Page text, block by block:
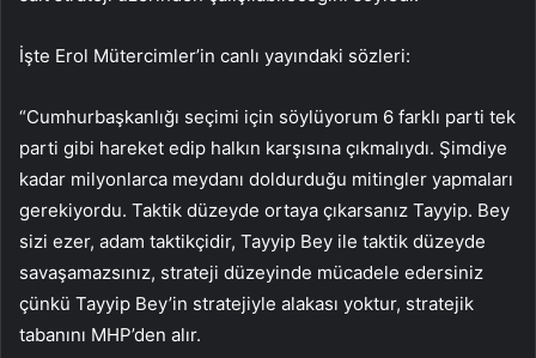
İşte Erol Mütercimler’in canlı yayındaki sözleri:
“Cumhurbaşkanlığı seçimi için söylüyorum 6 farklı parti tek
parti gibi hareket edip halkın karşısına çıkmalıydı. Şimdiye
kadar milyonlarca meydanı doldurduğu mitingler yapmaları
gerekiyordu. Taktik düzeyde ortaya çıkarsanız Tayyip. Bey
sizi ezer, adam taktikçidir, Tayyip Bey ile taktik düzeyde
savaşamazsınız, strateji düzeyinde mücadele edersiniz
çünkü Tayyip Bey’in stratejiyle alakası yoktur, stratejik
tabanını MHP’den alır.